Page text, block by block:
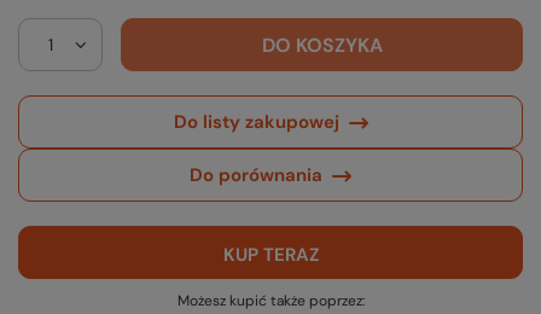
DO KOSZYKA
Do listy zakupowej
Do porównania
KUP TERAZ
Możesz kupić także poprzez: